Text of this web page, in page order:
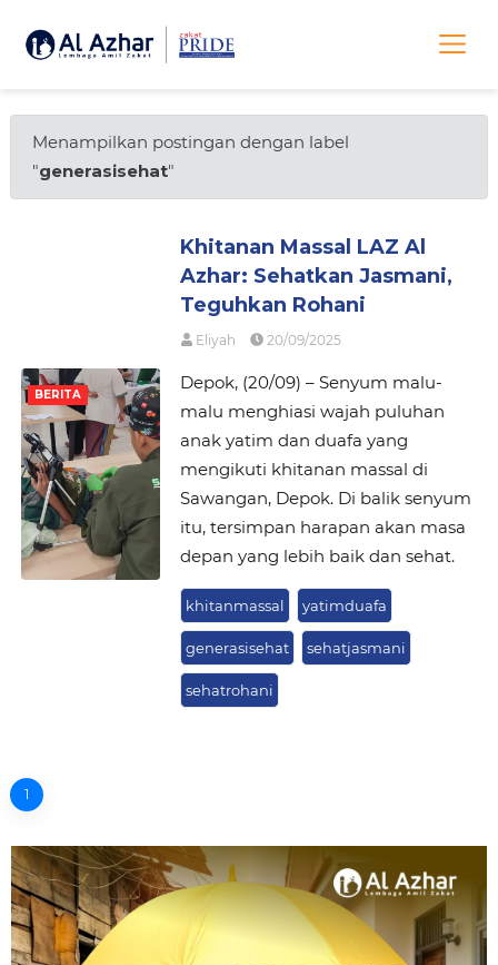
Menampilkan postingan dengan label
"generasisehat"
BERITA
Khitanan Massal LAZ Al
Azhar: Sehatkan Jasmani,
Teguhkan Rohani
Eliyah 20/09/2025
Depok, (20/09) – Senyum malu-
malu menghiasi wajah puluhan
anak yatim dan duafa yang
mengikuti khitanan massal di
Sawangan, Depok. Di balik senyum
itu, tersimpan harapan akan masa
depan yang lebih baik dan sehat.
khitanmassal yatimduafa
generasisehat sehatjasmani
sehatrohani
1